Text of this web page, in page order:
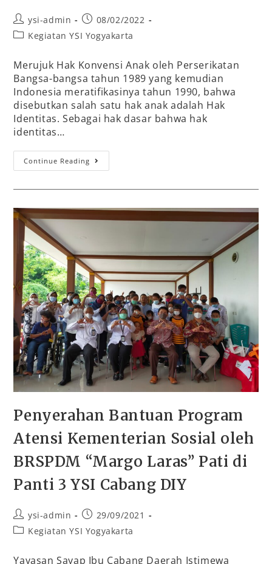
ysi-admin
08/02/2022
Kegiatan YSI Yogyakarta
Merujuk Hak Konvensi Anak oleh Perserikatan
Bangsa-bangsa tahun 1989 yang kemudian
Indonesia meratifikasinya tahun 1990, bahwa
disebutkan salah satu hak anak adalah Hak
Identitas. Sebagai hak dasar bahwa hak
identitas…
Continue Reading
Penyerahan Bantuan Program
Atensi Kementerian Sosial oleh
BRSPDM “Margo Laras” Pati di
Panti 3 YSI Cabang DIY
ysi-admin
29/09/2021
Kegiatan YSI Yogyakarta
Yayasan Sayap Ibu Cabang Daerah Istimewa